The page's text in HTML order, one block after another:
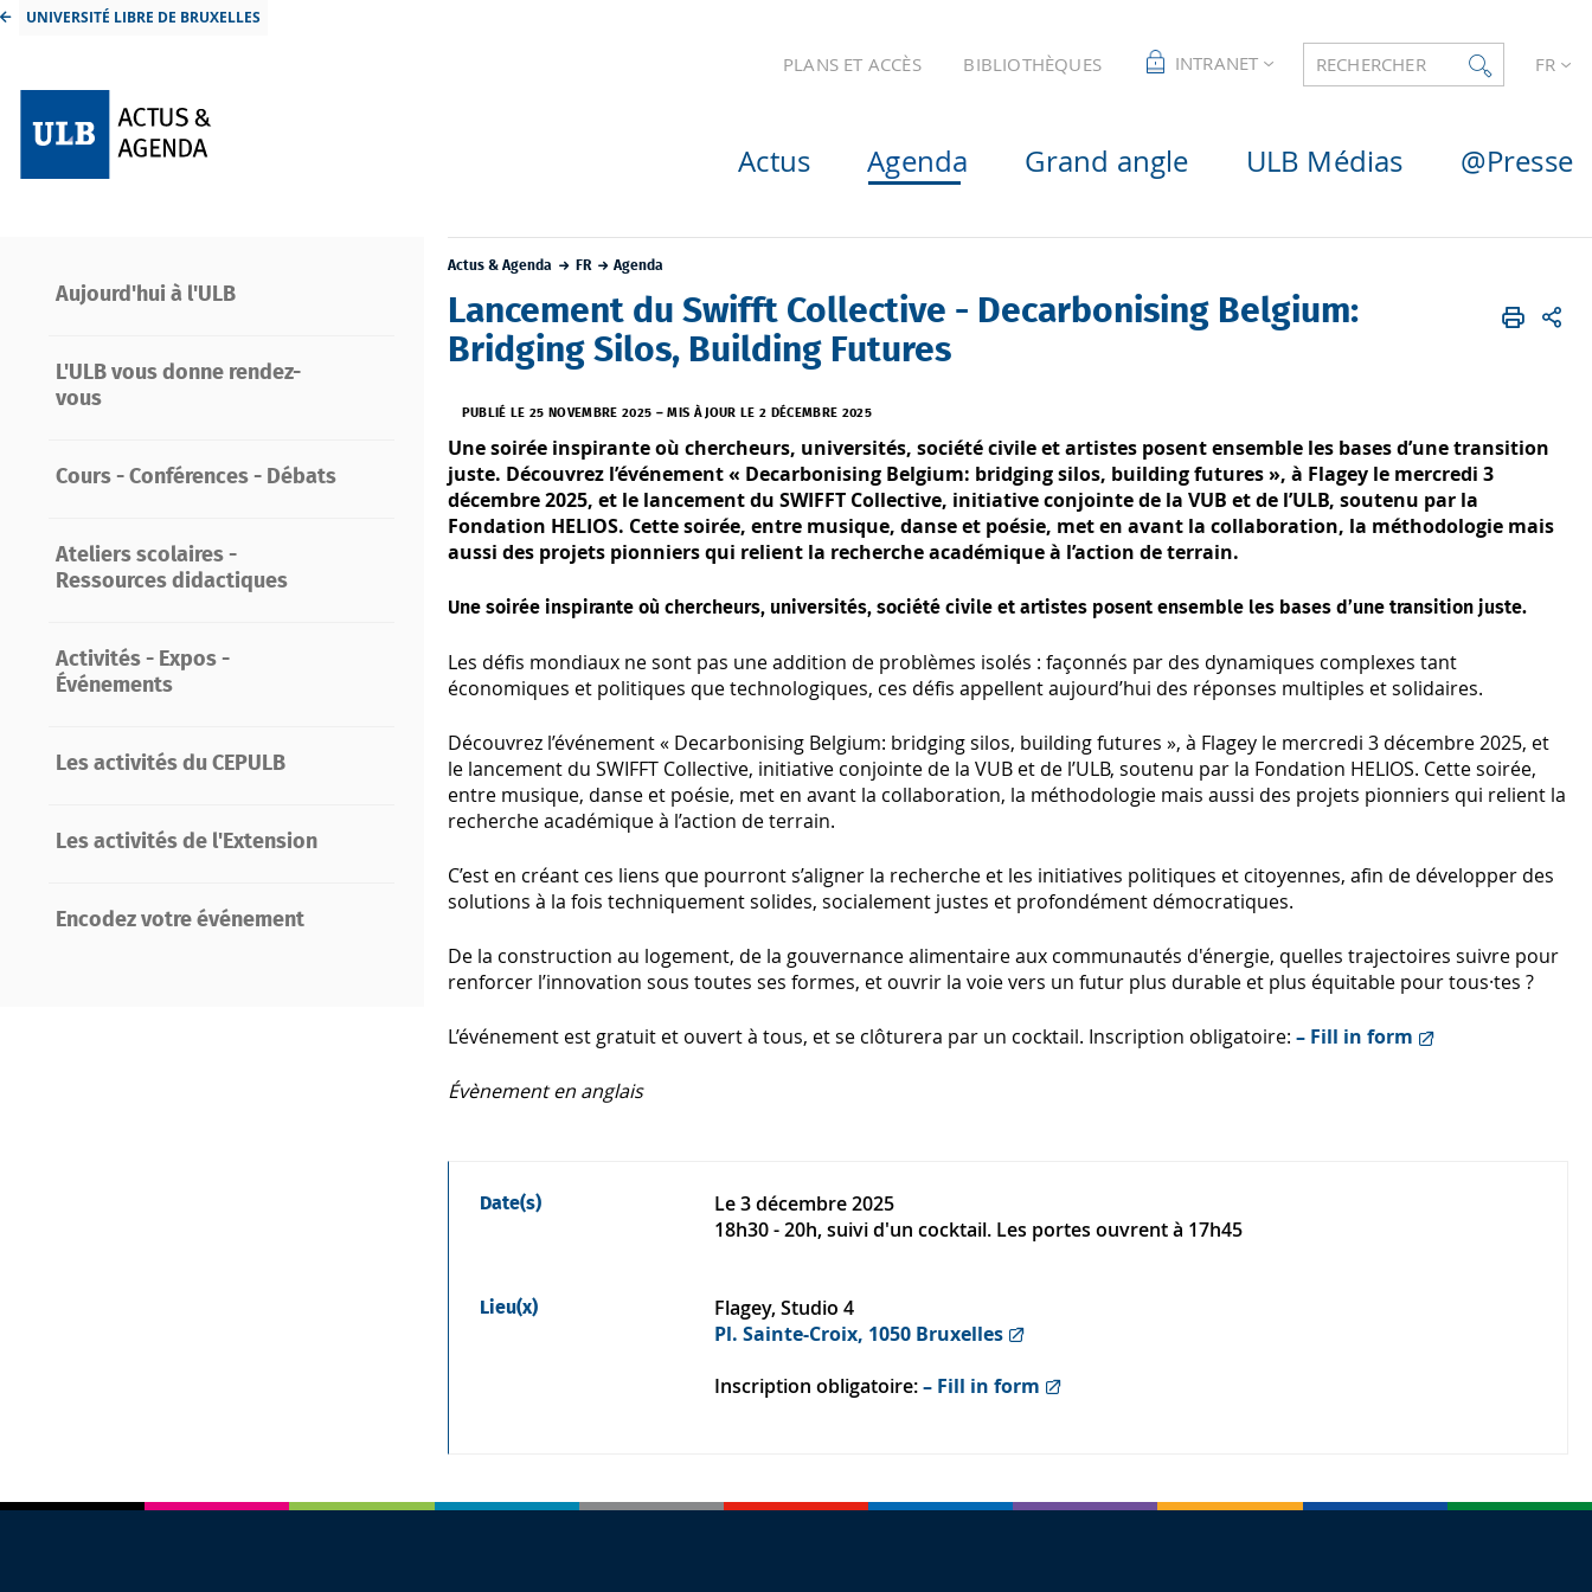
UNIVERSITÉ LIBRE DE BRUXELLES
PLANS ET ACCÈS BIBLIOTHÈQUES INTRANET RECHERCHER FR
Actus Agenda Grand angle ULB Médias @Presse
Aujourd'hui à l'ULB
L'ULB vous donne rendez-
vous
Cours - Conférences - Débats
Ateliers scolaires -
Ressources didactiques
Activités - Expos -
Événements
Les activités du CEPULB
Les activités de l'Extension
Encodez votre événement
Actus & Agenda FR Agenda
Lancement du Swifft Collective - Decarbonising Belgium:
Bridging Silos, Building Futures
PUBLIÉ LE 25 NOVEMBRE 2025 – MIS À JOUR LE 2 DÉCEMBRE 2025
Une soirée inspirante où chercheurs, universités, société civile et artistes posent ensemble les bases d’une transition
juste. Découvrez l’événement « Decarbonising Belgium: bridging silos, building futures », à Flagey le mercredi 3
décembre 2025, et le lancement du SWIFFT Collective, initiative conjointe de la VUB et de l’ULB, soutenu par la
Fondation HELIOS. Cette soirée, entre musique, danse et poésie, met en avant la collaboration, la méthodologie mais
aussi des projets pionniers qui relient la recherche académique à l’action de terrain.
Une soirée inspirante où chercheurs, universités, société civile et artistes posent ensemble les bases d’une transition juste.
Les défis mondiaux ne sont pas une addition de problèmes isolés : façonnés par des dynamiques complexes tant
économiques et politiques que technologiques, ces défis appellent aujourd’hui des réponses multiples et solidaires.
Découvrez l’événement « Decarbonising Belgium: bridging silos, building futures », à Flagey le mercredi 3 décembre 2025, et
le lancement du SWIFFT Collective, initiative conjointe de la VUB et de l’ULB, soutenu par la Fondation HELIOS. Cette soirée,
entre musique, danse et poésie, met en avant la collaboration, la méthodologie mais aussi des projets pionniers qui relient la
recherche académique à l’action de terrain.
C’est en créant ces liens que pourront s’aligner la recherche et les initiatives politiques et citoyennes, afin de développer des
solutions à la fois techniquement solides, socialement justes et profondément démocratiques.
De la construction au logement, de la gouvernance alimentaire aux communautés d'énergie, quelles trajectoires suivre pour
renforcer l’innovation sous toutes ses formes, et ouvrir la voie vers un futur plus durable et plus équitable pour tous·tes ?
L’événement est gratuit et ouvert à tous, et se clôturera par un cocktail. Inscription obligatoire:– Fill in form
Évènement en anglais
Date(s) Le3 décembre 2025
18h30 - 20h, suivi d'un cocktail. Les portes ouvrent à 17h45
Lieu(x)
Flagey, Studio 4
Pl. Sainte-Croix, 1050 Bruxelles
Inscription obligatoire:– Fill in form